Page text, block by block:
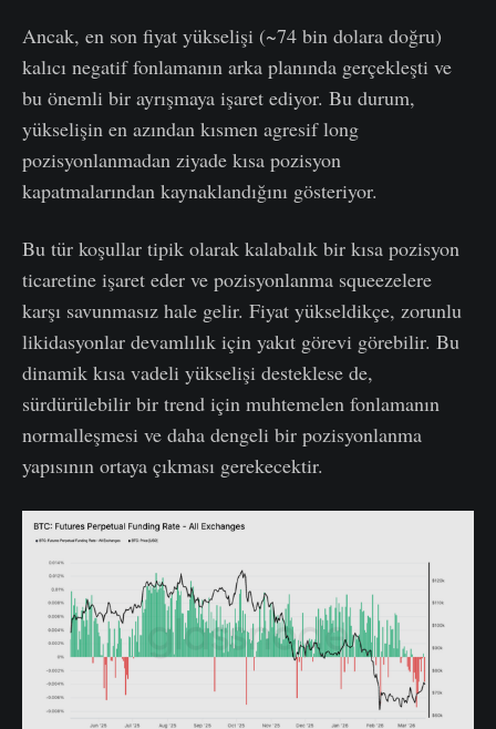
Ancak, en son fiyat yükselişi (~74 bin dolara doğru)
kalıcı negatif fonlamanın arka planında gerçekleşti ve
bu önemli bir ayrışmaya işaret ediyor. Bu durum,
yükselişin en azından kısmen agresif long
pozisyonlanmadan ziyade kısa pozisyon
kapatmalarından kaynaklandığını gösteriyor.
Bu tür koşullar tipik olarak kalabalık bir kısa pozisyon
ticaretine işaret eder ve pozisyonlanma squeezelere
karşı savunmasız hale gelir. Fiyat yükseldikçe, zorunlu
likidasyonlar devamlılık için yakıt görevi görebilir. Bu
dinamik kısa vadeli yükselişi desteklese de,
sürdürülebilir bir trend için muhtemelen fonlamanın
normalleşmesi ve daha dengeli bir pozisyonlanma
yapısının ortaya çıkması gerekecektir.